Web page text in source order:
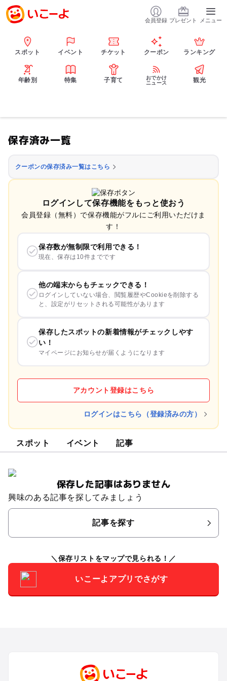
会員登録 プレゼント メニュー
スポット イベント チケット クーポン ランキング
年齢別 特集 子育て
おでかけ
ニュース
観光
保存済み一覧
クーポンの保存済み一覧はこちら
ログインして保存機能をもっと使おう
会員登録（無料）で保存機能がフルにご利用いただけま
す！
保存数が無制限で利用できる！
現在、保存は10件までです
他の端末からもチェックできる！
ログインしていない場合、閲覧履歴やCookieを削除する
と、設定がリセットされる可能性があります
保存したスポットの新着情報がチェックしやす
い！
マイページにお知らせが届くようになります
アカウント登録はこちら
ログインはこちら（登録済みの方）
スポット イベント 記事
保存した記事はありません
興味のある記事を探してみましょう
記事を探す
保存リストをマップで見られる！
いこーよアプリでさがす